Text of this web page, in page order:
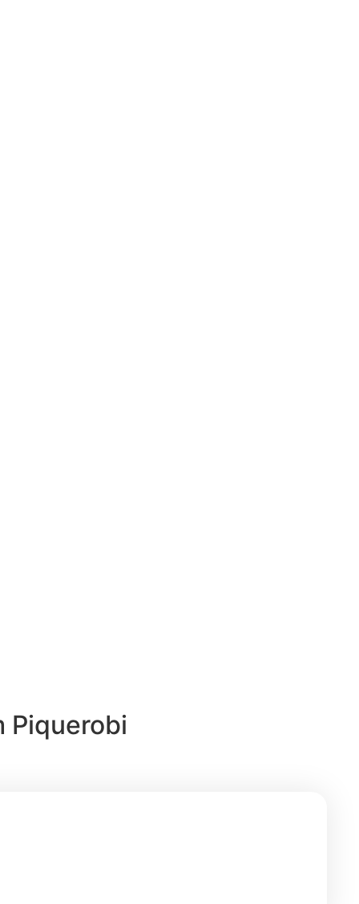
Piquerobi